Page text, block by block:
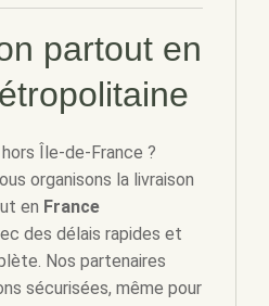
partout en
Île-de-France ?
organisons la livraison
en France
des délais rapides et
Nos partenaires
sécurisées, même pour